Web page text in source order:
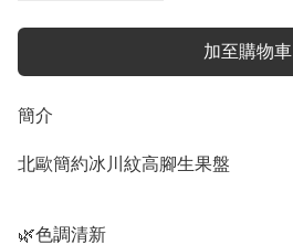
加至購物車
簡介
北歐簡約冰川紋高腳生果盤
🌿色調清新